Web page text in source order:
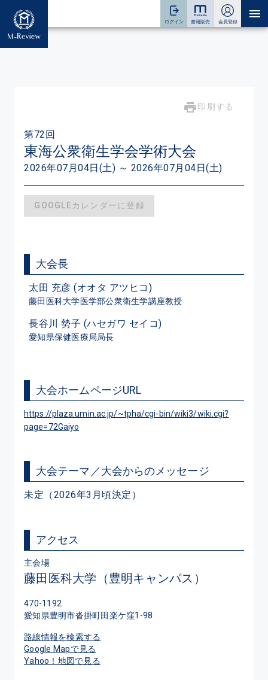
印刷する
第72回
東海公衆衛生学会学術大会
2026年07月04日(土) ～ 2026年07月04日(土)
GOOGLEカレンダーに登録
大会長
太田 充彦 (オオタ アツヒコ)
藤田医科大学医学部公衆衛生学講座教授
長谷川 勢子 (ハセガワ セイコ)
愛知県保健医療局局長
大会ホームページURL
https://plaza.umin.ac.jp/~tpha/cgi-bin/wiki3/wiki.cgi?
page=72Gaiyo
大会テーマ／大会からのメッセージ
未定（2026年3月頃決定）
アクセス
主会場
藤田医科大学（豊明キャンパス）
470-1192
愛知県豊明市沓掛町田楽ケ窪1-98
路線情報を検索する
Google Mapで見る
Yahoo！地図で見る